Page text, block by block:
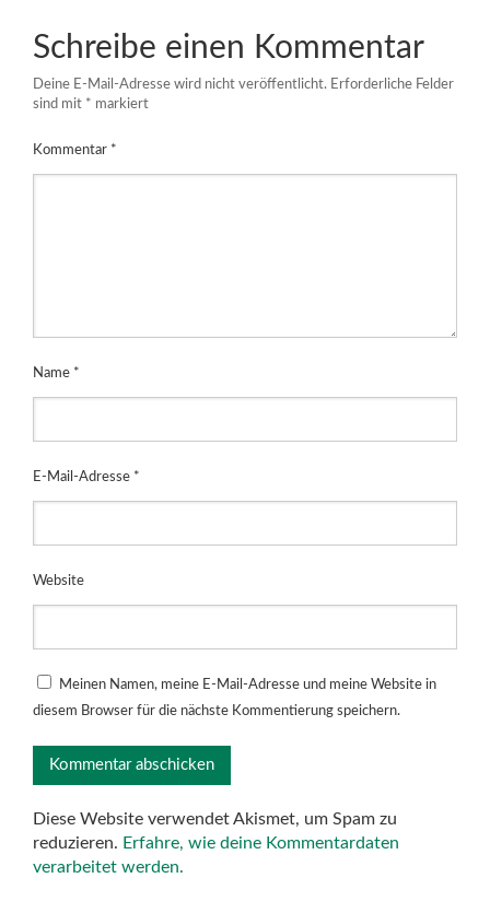
Schreibe einen Kommentar
Deine E-Mail-Adresse wird nicht veröffentlicht. Erforderliche Felder
sind mit * markiert
Kommentar *
Name *
E-Mail-Adresse *
Website
Meinen Namen, meine E-Mail-Adresse und meine Website in
diesem Browser für die nächste Kommentierung speichern.
Diese Website verwendet Akismet, um Spam zu
reduzieren. Erfahre, wie deine Kommentardaten
verarbeitet werden.